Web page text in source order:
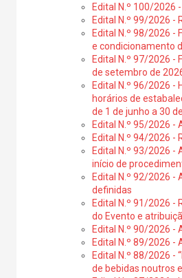
Edital N.º 100/2026
Edital N.º 99/2026 -
Edital N.º 98/2026 -
e condicionamento
Edital N.º 97/2026 -
de setembro de
Edital N.º 96/2026
horários de
de 1 de junho a 30
Edital N.º 95/2026 -
Edital N.º 94/2026 -
Edital N.º 93/2026 -
início de
Edital N.º 92/2026
definidas
Edital N.º 91/2026 -
do Evento e
Edital N.º 90/2026 -
Edital N.º 89/2026 -
Edital N.º 88/2026 -
de bebidas noutros